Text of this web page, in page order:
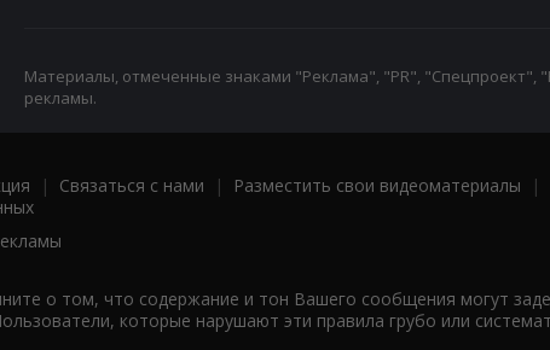
Материалы, отмеченные знаками "Реклама", "PR", "Спецпроект",
рекламы.
| Связаться с нами | Разместить свои видеоматериалы |
о том, что содержание и тон Вашего сообщения могут
которые нарушают эти правила грубо или